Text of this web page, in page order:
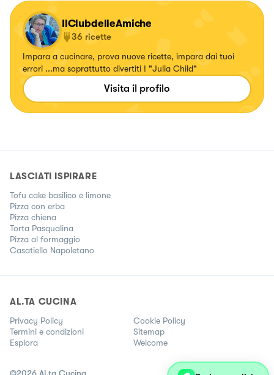
IlClubdelleAmiche
36 ricette
Impara a cucinare, prova nuove ricette, impara dai tuoi
errori ...ma soprattutto divertiti ! "Julia Child"
Visita il profilo
LASCIATI ISPIRARE
Tofu cake basilico e limone
Pizza con erba
Pizza chiena
Torta Pasqualina
Pizza al formaggio
Casatiello Napoletano
AL.TA CUCINA
Privacy Policy
Cookie Policy
Termini e condizioni
Sitemap
Esplora
Welcome
©2026 Al.ta Cucina